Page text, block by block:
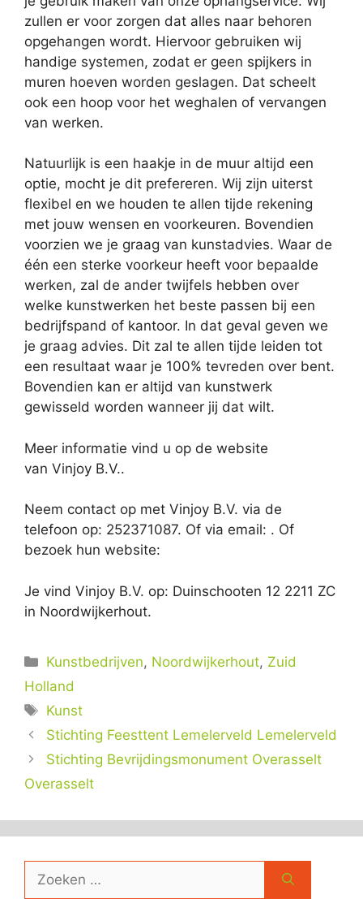
zullen er voor zorgen dat alles naar behoren
opgehangen wordt. Hiervoor gebruiken wij
handige systemen, zodat er geen spijkers in
muren hoeven worden geslagen. Dat scheelt
ook een hoop voor het weghalen of vervangen
van werken.
Natuurlijk is een haakje in de muur altijd een
optie, mocht je dit prefereren. Wij zijn uiterst
flexibel en we houden te allen tijde rekening
met jouw wensen en voorkeuren. Bovendien
voorzien we je graag van kunstadvies. Waar de
één een sterke voorkeur heeft voor bepaalde
werken, zal de ander twijfels hebben over
welke kunstwerken het beste passen bij een
bedrijfspand of kantoor. In dat geval geven we
je graag advies. Dit zal te allen tijde leiden tot
een resultaat waar je 100% tevreden over bent.
Bovendien kan er altijd van kunstwerk
gewisseld worden wanneer jij dat wilt.
Meer informatie vind u op de website
van Vinjoy B.V..
Neem contact op met Vinjoy B.V. via de
telefoon op: 252371087. Of via email: . Of
bezoek hun website:
Je vind Vinjoy B.V. op: Duinschooten 12 2211 ZC
in Noordwijkerhout.
Categorieën
Kunstbedrijven, Noordwijkerhout, Zuid
Holland
Tags
Kunst
Stichting Feesttent Lemelerveld Lemelerveld
Stichting Bevrijdingsmonument Overasselt
Overasselt
naar: